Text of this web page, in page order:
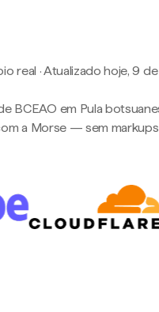
real ·Atualizado hoje, 9 de
BCEAO em Pula
a Morse — sem markups